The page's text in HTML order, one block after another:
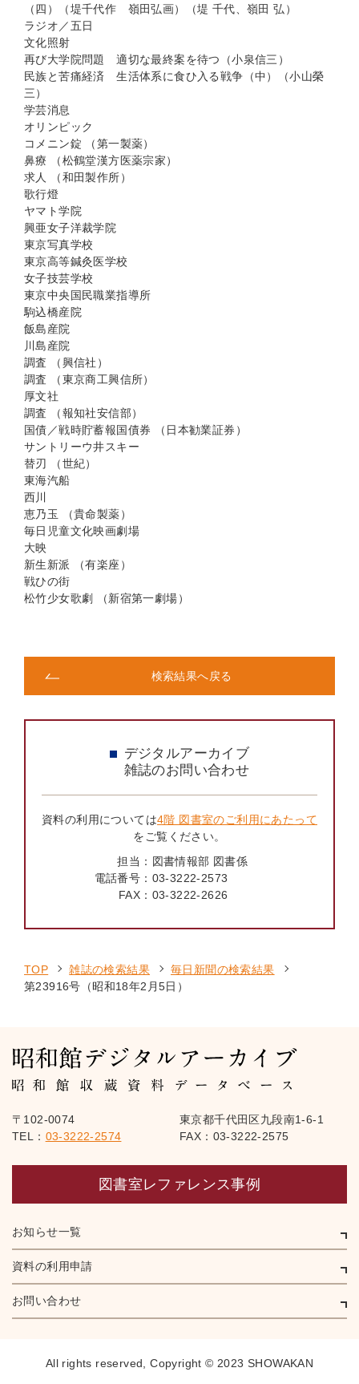
（四）（堤千代作 嶺田弘画）（堤 千代、嶺田 弘）
ラジオ／五日
文化照射
再び大学院問題 適切な最終案を待つ（小泉信三）
民族と苦痛経済 生活体系に食ひ入る戦争（中）（小山榮
三）
学芸消息
オリンピック
コメニン錠 （第一製薬）
鼻療 （松鶴堂漢方医薬宗家）
求人 （和田製作所）
歌行燈
ヤマト学院
興亜女子洋裁学院
東京写真学校
東京高等鍼灸医学校
女子技芸学校
東京中央国民職業指導所
駒込橋産院
飯島産院
川島産院
調査 （興信社）
調査 （東京商工興信所）
厚文社
調査 （報知社安信部）
国債／戦時貯蓄報国債券 （日本勧業証券）
サントリーウ井スキー
替刃 （世紀）
東海汽船
西川
恵乃玉 （貴命製薬）
毎日児童文化映画劇場
大映
新生新派 （有楽座）
戦ひの街
松竹少女歌劇 （新宿第一劇場）
検索結果へ戻る
デジタルアーカイブ
雑誌のお問い合わせ
資料の利用については4階 図書室のご利用にあたって
をご覧ください。
担当： 図書情報部 図書係
電話番号： 03-3222-2573
FAX： 03-3222-2626
TOP 雑誌の検索結果
毎日新聞の検索結果
第23916号（昭和18年2月5日）
〒102-0074
東京都千代田区九段南1-6-1
TEL： 03-3222-2574 FAX：03-3222-2575
図書室レファレンス事例
お知らせ一覧
資料の利用申請
お問い合わせ
All rights reserved,Copyright © 2023 SHOWAKAN